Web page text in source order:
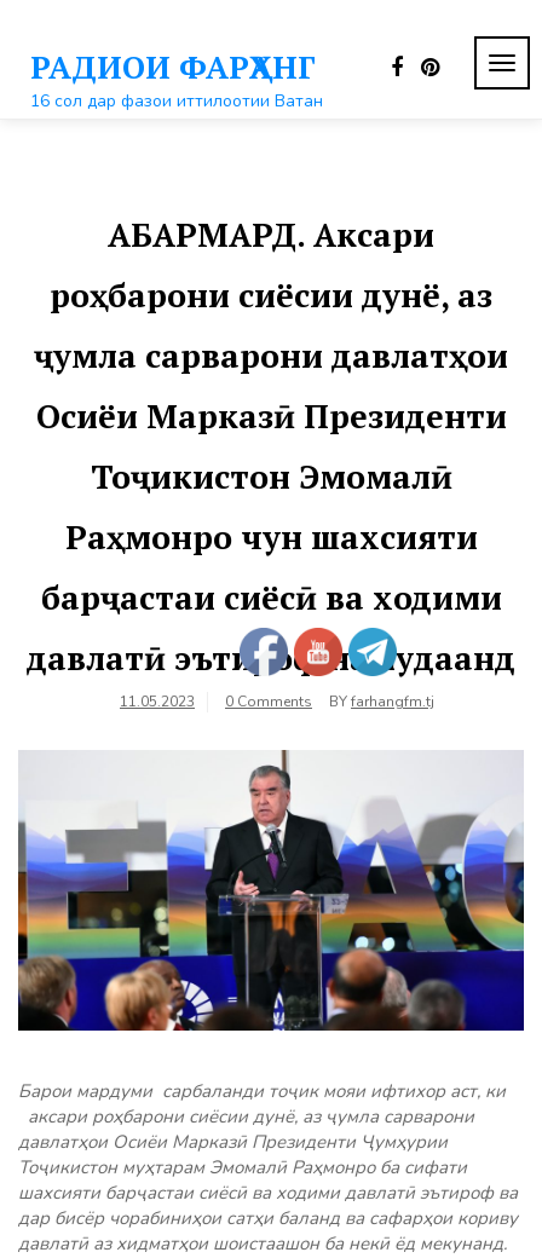
контентуРАДИОИ ФАРҲАНГ
16 сол дар фазои иттилоотии Ватан
АБАРМАРД. Аксари
роҳбарони сиёсии дунё, аз
ҷумла сарварони давлатҳои
Осиёи Марказӣ Президенти
Тоҷикистон Эмомалӣ
Раҳмонро чун шахсияти
барҷастаи сиёсӣ ва ходими
давлатӣ эътироф намудаанд
11.05.2023 0 Comments BYfarhangfm.tj
Барои мардуми сарбаланди тоҷик мояи ифтихор аст, ки
аксари роҳбарони сиёсии дунё, аз ҷумла сарварони
давлатҳои Осиёи Марказӣ Президенти Ҷумҳурии
Тоҷикистон муҳтарам Эмомалӣ Раҳмонро ба сифати
шахсияти барҷастаи сиёсӣ ва ходими давлатӣ эътироф ва
дар бисёр чорабиниҳои сатҳи баланд ва сафарҳои кориву
давлатӣ аз хидматҳои шоистаашон ба некӣ ёд мекунанд.